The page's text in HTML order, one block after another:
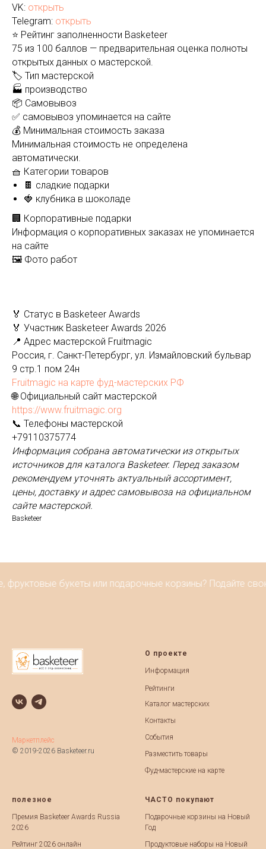
VK: открыть
Telegram: открыть
⭐ Рейтинг заполненности Basketeer
75 из 100 баллов — предварительная оценка полноты
открытых данных о мастерской.
🏷️ Тип мастерской
🏭 производство
📦 Самовывоз
✅ самовывоз упоминается на сайте
💰 Минимальная стоимость заказа
Минимальная стоимость не определена
автоматически.
🧺 Категории товаров
🍫 сладкие подарки
🍓 клубника в шоколаде
🏢 Корпоративные подарки
Информация о корпоративных заказах не упоминается
на сайте
🖼️ Фото работ
🏅 Статус в Basketeer Awards
🏅 Участник Basketeer Awards 2026
📍 Адрес мастерской Fruitmagic
Россия, г. Санкт-Петербург, ул. Измайловский бульвар
9 стр.1 пом 24н
Fruitmagic на карте фуд-мастерских РФ
🌐 Официальный сайт мастерской
https://www.fruitmagic.org
📞 Телефоны мастерской
+79110375774
Информация собрана автоматически из открытых
источников для каталога Basketeer. Перед заказом
рекомендуем уточнять актуальный ассортимент,
цены, доставку и адрес самовывоза на официальном
сайте мастерской.
Basketeer
букеты или подарочные корзины? Подайте
Маркетплейс
© 2019-2026 Basketeer.ru
О проекте
Информация
Рейтинги
Каталог мастерских
Контакты
События
Разместить товары
Фуд-мастерские на карте
полезное
Премия Basketeer Awards Russia
2026
Рейтинг 2026 онлайн
ЧАСТО покупают
Подарочные корзины на Новый
Год
Продуктовые наборы на Новый